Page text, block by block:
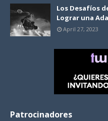
Los Desafíos
Lograr una
April 27, 2023
Patrocinadores